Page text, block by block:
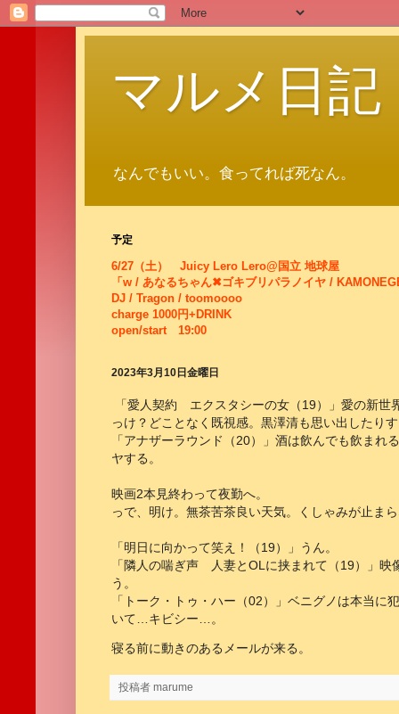
マルメ日記
なんでもいい。食ってれば死なん。
予定
6/27（土） Juicy Lero Lero@国立 地球屋
「w / あなるちゃん✖ゴキブリパラノイヤ /
DJ / Tragon / toomoooo
charge 1000円+DRINK
open/start 19:00
2023年3月10日金曜日
「愛人契約 エクスタシーの女（19）」愛の新世
っけ？どことなく既視感。黒澤清も思い出したり
「アナザーラウンド（20）」酒は飲んでも飲まれ
ヤする。
映画2本見終わって夜勤へ。
っで、明け。無茶苦茶良い天気。くしゃみが止ま
「明日に向かって笑え！（19）」うん。
「隣人の喘ぎ声 人妻とOLに挟まれて（19）」映
う。
「トーク・トゥ・ハー（02）」ベニグノは本当に
いて…キビシー…。
寝る前に動きのあるメールが来る。
投稿者 marume